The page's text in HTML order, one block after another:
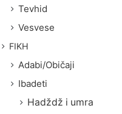
Tevhid
Vesvese
FIKH
Adabi/Običaji
Ibadeti
Hadždž i umra